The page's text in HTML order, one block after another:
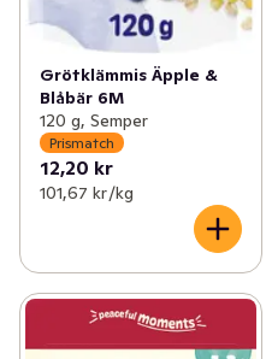
Grötklämmis Äpple &
Blåbär 6M
120 g, Semper
Prismatch
12,20 kr
101,67 kr /kg